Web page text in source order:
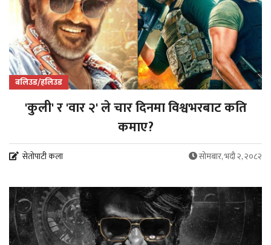
बलिउड/हलिउड
'कुली' र 'वार २' ले चार दिनमा विश्वभरबाट कति
कमाए?
सेतोपाटी कला सोमबार, भदौ २, २०८२